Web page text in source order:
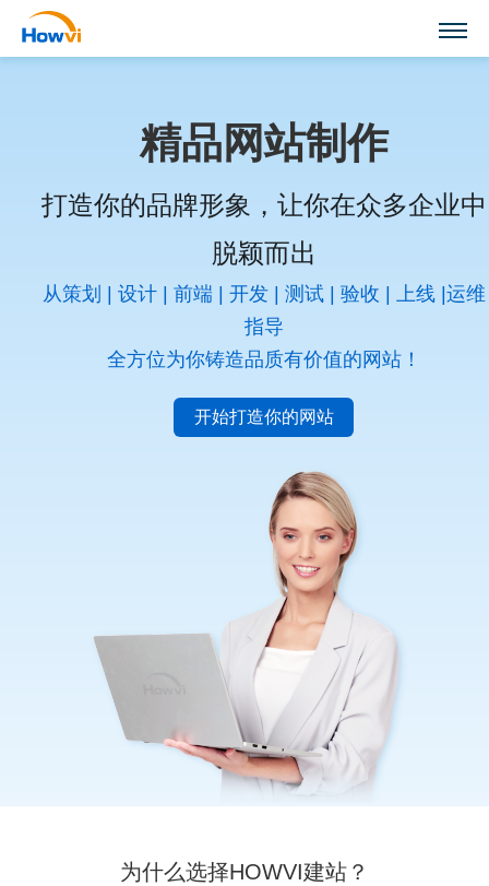
精品网站制作
打造你的品牌形象，让你在众多企业中
脱颖而出
从策划 | 设计 | 前端 | 开发 | 测试 | 验收 | 上线 |运维
指导
全方位为你铸造品质有价值的网站！
开始打造你的网站
为什么选择HOWVI建站？